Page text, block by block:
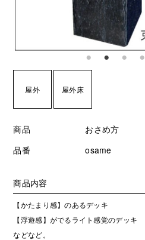
屋外 屋外床
商品
おさめ方
品番
osame
商品内容
【かたまり感】のあるデッキ
【浮遊感】がでるライト感覚のデッキ
などなど。